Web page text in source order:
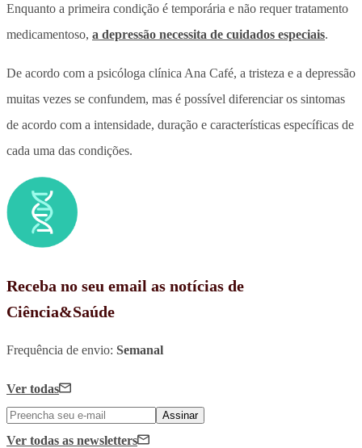
Enquanto a primeira condição é temporária e não requer tratamento
medicamentoso, a depressão necessita de cuidados especiais.
De acordo com a psicóloga clínica Ana Café, a tristeza e a depressão
muitas vezes se confundem, mas é possível diferenciar os sintomas
de acordo com a intensidade, duração e características específicas de
cada uma das condições.
Receba no seu email as notícias de
Ciência&Saúde
Frequência de envio: Semanal
Ver todas
Assinar
Ver todas as newsletters